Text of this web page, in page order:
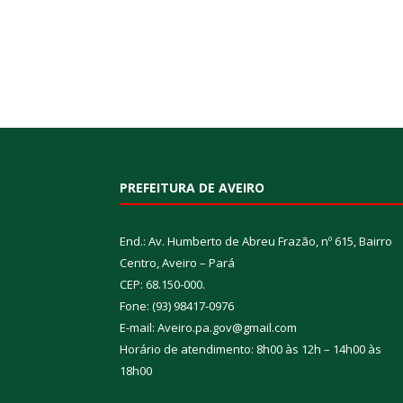
PREFEITURA DE AVEIRO
End.: Av. Humberto de Abreu Frazão, nº 615, Bairro
Centro, Aveiro – Pará
CEP: 68.150-000.
Fone: (93) 98417-0976
E-mail: Aveiro.pa.gov@gmail.com
Horário de atendimento: 8h00 às 12h – 14h00 às
18h00